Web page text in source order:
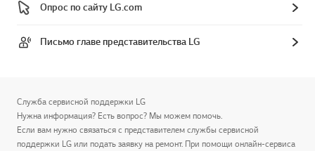
Опрос по сайту LG.com
Письмо главе представительства LG
Служба сервисной поддержки LG
Нужна информация? Есть вопрос? Мы можем помочь.
Если вам нужно связаться с представителем службы сервисной
поддержки LG или подать заявку на ремонт. При помощи онлайн-сервиса